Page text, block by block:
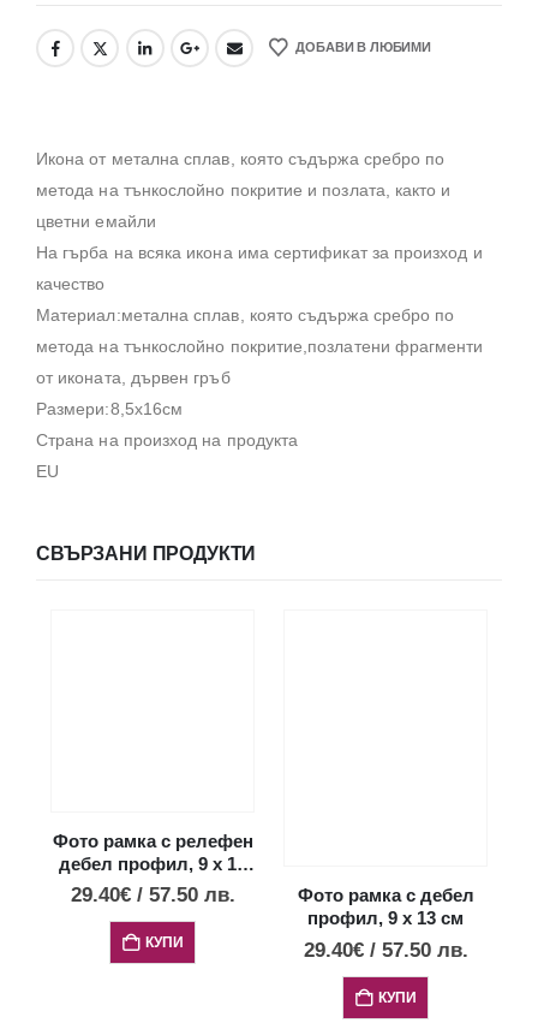
ДОБАВИ В ЛЮБИМИ
Икона от метална сплав, която съдържа сребро по
метода на тънкослойно покритие и позлата, както и
цветни емайли
На гърба на всяка икона има сертификат за произход и
качество
Материал:метална сплав, която съдържа сребро по
метода на тънкослойно покритие,позлатени фрагменти
от иконата, дървен гръб
Размери:8,5х16см
Страна на произход на продукта
EU
СВЪРЗАНИ ПРОДУКТИ
Фото рамка с релефен
дебел профил, 9 х 13
см
29.40€ / 57.50 лв.
КУПИ
Фото рамка с дебел
профил, 9 х 13 см
29.40€ / 57.50 лв.
КУПИ